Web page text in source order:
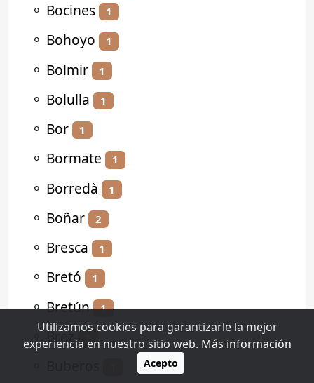
⚬ Bocines 1
⚬ Bohoyo 1
⚬ Bolmir 1
⚬ Bolulla 1
⚬ Bor 1
⚬ Bormate 1
⚬ Borredà 1
⚬ Boñar 2
⚬ Bresca 1
⚬ Bretó 1
⚬Bretún 1
⚬Brez
Utilizamos cookies para garantizarle la mejor
experiencia en nuestro sitio web. Más información
Acepto